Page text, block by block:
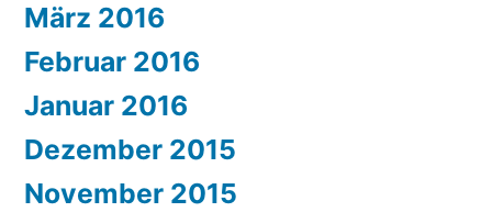
März 2016
Februar 2016
Januar 2016
Dezember 2015
November 2015